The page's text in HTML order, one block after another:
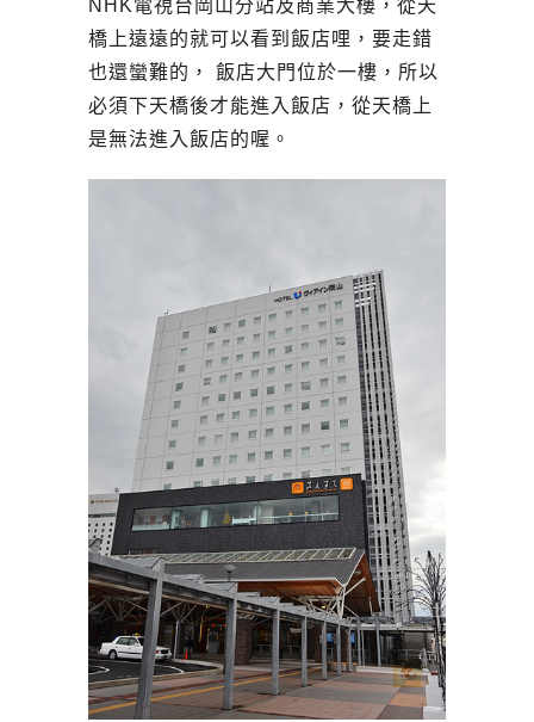
NHK電視台岡山分站及商業大樓，從天
橋上遠遠的就可以看到飯店哩，要走錯
也還蠻難的， 飯店大門位於一樓，所以
必須下天橋後才能進入飯店，從天橋上
是無法進入飯店的喔。